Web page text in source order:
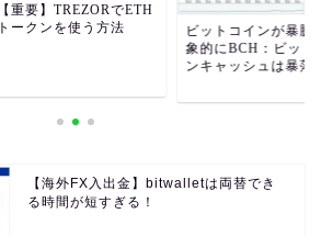
【重要】TREZORでETH
トークンを使う方法
ビットコインが暴騰
象的にBCH：ビット
ンキャッシュは暴落
【海外FX入出金】bitwalletは両替でき
る時間が短すぎる！